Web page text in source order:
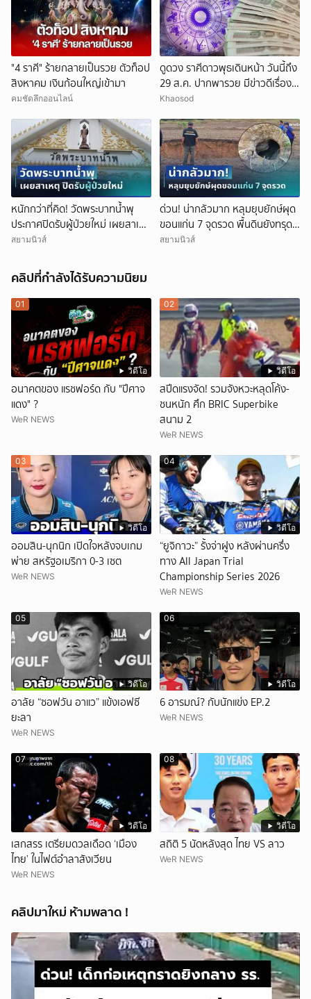
"4 ราศี" ร้ายกลายเป็นรวย ตัวท็อป
สิงหาคม เงินก้อนใหญ่เข้ามา
คมชัดลึกออนไลน์
ดูดวง ราศีดาวพุธเดินหน้า วันนี้ถึง
29 ส.ค. ปากพารวย มีข่าวดีเรื่อง
เงิน-ค้าขาย
Khaosod
หนักกว่าที่คิด! วัดพระบาทน้ำพุ
ประกาศปิดรับผู้ป่วยใหม่ เผยสาเหตุ
สุดสะเทือนใจ
สยามนิวส์
ด่วน! น่ากลัวมาก หลุมยุบยักษ์ผุด
ขอนแก่น 7 จุดรวด พื้นดินยังทรุด
ไม่หยุด ชาวบ้านผวาหนัก
สยามนิวส์
คลิปที่กำลังได้รับความนิยม
วิดีโอ
01
อนาคตของ แรชฟอร์ด กับ "ปีศาจ
แดง" ?
WeR NEWS
วิดีโอ
02
สปีดแรงจัด! รวมจังหวะหลุดโค้ง-
ชนหนัก ศึก BRIC Superbike
สนาม 2
WeR NEWS
วิดีโอ
03
ออมสิน-นุกนิก เปิดใจหลังจบเกม
พ่าย สหรัฐอเมริกา 0-3 เซต
WeR NEWS
วิดีโอ
04
“ยูจิกาวะ” รั้งจ่าฝูง หลังผ่านครึ่ง
ทาง All Japan Trial
Championship Series 2026
WeR NEWS
วิดีโอ
05
อาลัย “ซอฟวัน อาแว” แข้งเอฟซี
ยะลา
WeR NEWS
วิดีโอ
06
6 อารมณ์? กับนักแข่ง EP.2
WeR NEWS
วิดีโอ
07
เสกสรร เตรียมดวลเดือด ‘เมือง
ไทย’ ในไฟต์อำลาสังเวียน
WeR NEWS
วิดีโอ
08
สถิติ 5 นัดหลังสุด ไทย VS ลาว
WeR NEWS
คลิปมาใหม่ ห้ามพลาด !